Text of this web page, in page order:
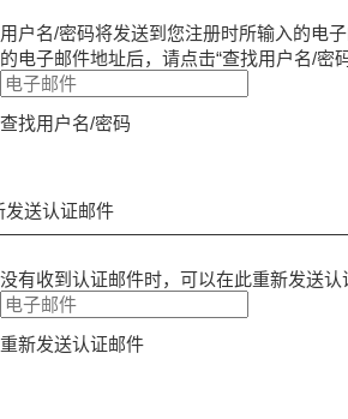
用户名/密码将发送到您注册时所输入的电
的电子邮件地址后，请点击“查找用户名/密码
查找用户名/密码
发送认证邮件
没有收到认证邮件时，可以在此重新发送认
重新发送认证邮件